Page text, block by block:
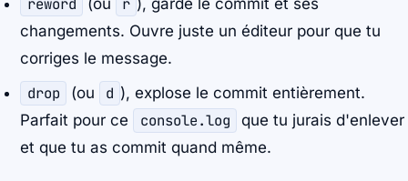
reword r
changements. Ouvre juste un éditeur pour que tu
corriges le message.
drop (ou d ), explose le commit entièrement.
Parfait pour ce
console.log
que tu jurais d'enlever
et que tu as commit quand même.